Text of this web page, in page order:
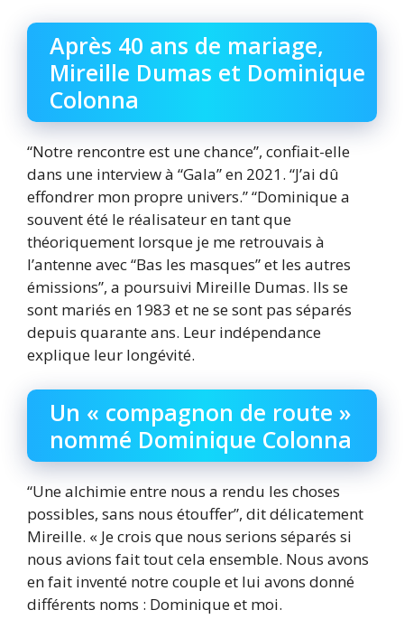
Après 40 ans de mariage,
Mireille Dumas et Dominique
Colonna
“Notre rencontre est une chance”, confiait-elle
dans une interview à “Gala” en 2021. “J’ai dû
effondrer mon propre univers.” “Dominique a
souvent été le réalisateur en tant que
théoriquement lorsque je me retrouvais à
l’antenne avec “Bas les masques” et les autres
émissions”, a poursuivi Mireille Dumas. Ils se
sont mariés en 1983 et ne se sont pas séparés
depuis quarante ans. Leur indépendance
explique leur longévité.
Un « compagnon de route »
nommé Dominique Colonna
“Une alchimie entre nous a rendu les choses
possibles, sans nous étouffer”, dit délicatement
Mireille. « Je crois que nous serions séparés si
nous avions fait tout cela ensemble. Nous avons
en fait inventé notre couple et lui avons donné
différents noms : Dominique et moi.